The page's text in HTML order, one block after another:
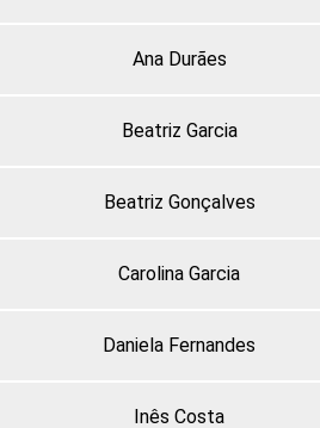
Ana Durães
Beatriz Garcia
Beatriz Gonçalves
Carolina Garcia
Daniela Fernandes
Inês Costa